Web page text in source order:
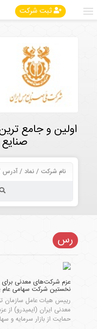
ثبت شرکت
اولین و جامع
رس
عزم شرکت‌های معدنی برای
نخستین شرکت سهامی عام
رییس هیات عامل سازمان
معدنی ایران (ایمیدرو) از
حمایت از بازار سرمایه و